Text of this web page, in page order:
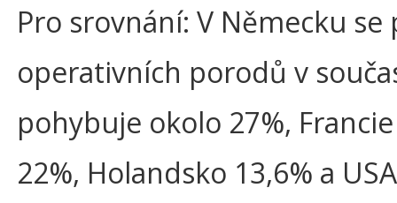
Pro srovnání: V Německu se
operativních porodů v
pohybuje okolo 27%,
22%, Holandsko 13,6% a